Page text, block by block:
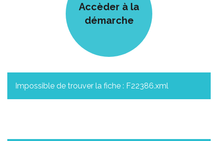
Accèder à la
démarche
Impossible de trouver la fiche : F22386.xml